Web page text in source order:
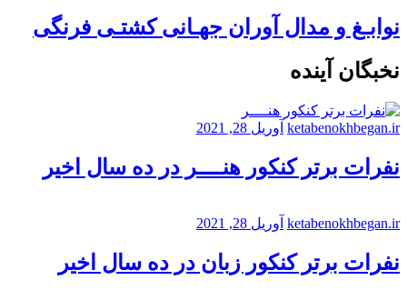
نوابـغ و مدال آوران جهـانی کشتـی فرنگی
نخبگان آینده
ketabenokhbegan.ir آوریل 28, 2021
نفرات برتر کنکور هنــــر در ده سال اخیر
ketabenokhbegan.ir آوریل 28, 2021
نفرات برتر کنکور زبان در ده سال اخیر